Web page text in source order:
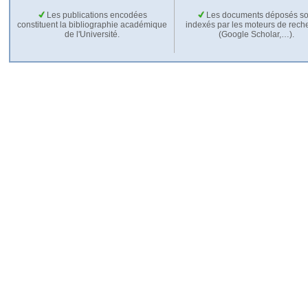
Les publications encodées
constituent la bibliographie académique
de l'Université.
Les documents déposés
indexés par les moteurs de
(Google Scholar,…).